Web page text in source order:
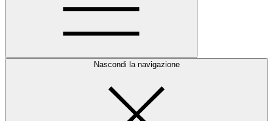
Nascondi la navigazione